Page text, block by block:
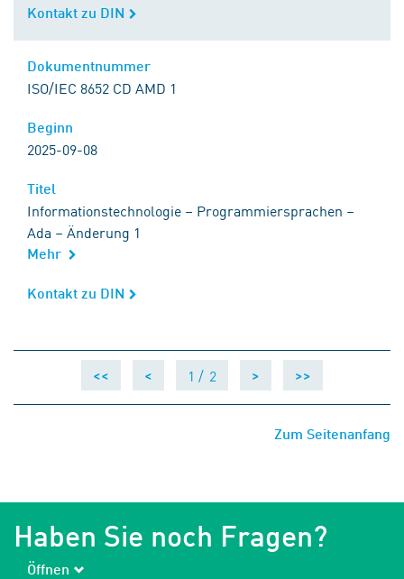
Kontakt zu DIN
Kontakt zu DIN
Dokumentnummer
ISO/IEC 8652 CD AMD 1
Beginn
2025-09-08
Titel
Informationstechnologie – Programmiersprachen –
Ada – Änderung 1
Mehr
Kontakt zu DIN
Kontakt zu DIN
<< < 1 / 2 > >>
Zum Seitenanfang
Haben Sie noch Fragen?
Öffnen